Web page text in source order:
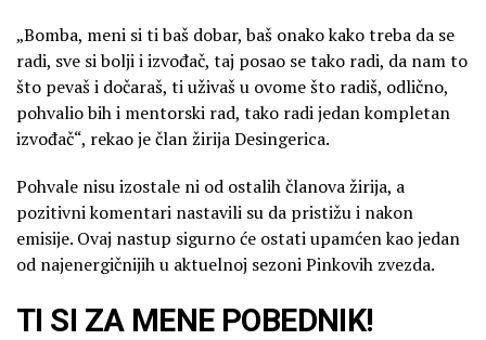
„Bomba, meni si ti baš dobar, baš onako kako treba da se
radi, sve si bolji i izvođač, taj posao se tako radi, da nam to
što pevaš i dočaraš, ti uživaš u ovome što radiš, odlično,
pohvalio bih i mentorski rad, tako radi jedan kompletan
izvođač“, rekao je član žirija Desingerica.
Pohvale nisu izostale ni od ostalih članova žirija, a
pozitivni komentari nastavili su da pristižu i nakon
emisije. Ovaj nastup sigurno će ostati upamćen kao jedan
od najenergičnijih u aktuelnoj sezoni Pinkovih zvezda.
TI SI ZA MENE POBEDNIK!